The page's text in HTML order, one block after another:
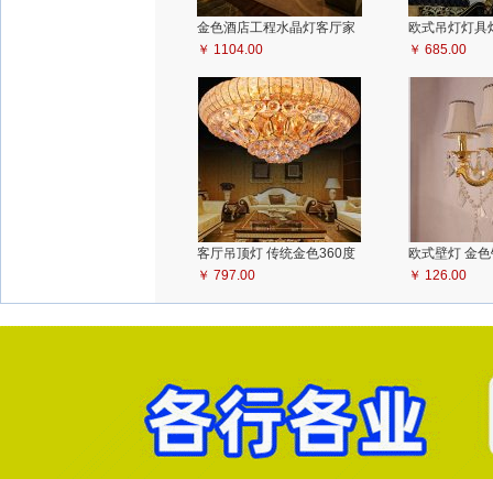
金色酒店工程水晶灯客厅家
居照明吸顶灯灯具饰
￥ 1104.00
欧式吊灯灯具
￥ 685.00
客厅吊顶灯 传统金色360度
旋转木马客厅灯具
￥ 797.00
欧式壁灯 金
欧式壁灯墙壁
￥ 126.00